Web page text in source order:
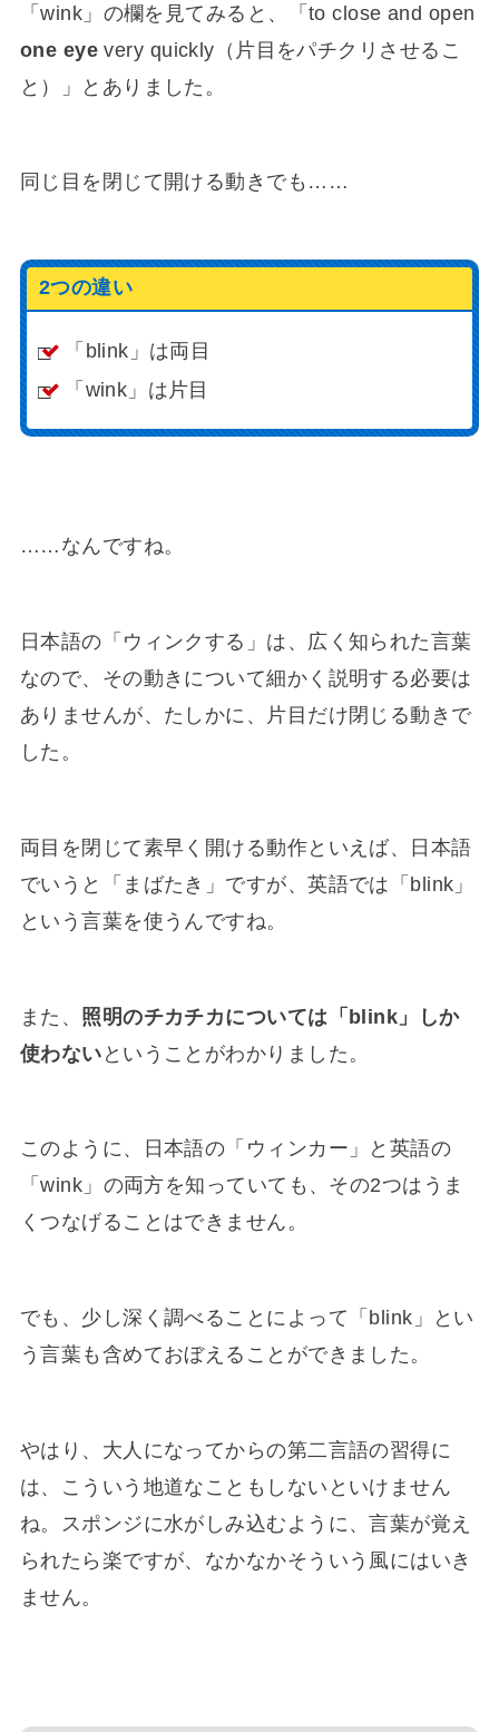
「wink」の欄を見てみると、「to close and open
one eye very quickly（片目をパチクリさせるこ
と）」とありました。
同じ目を閉じて開ける動きでも……
2つの違い
「blink」は両目
「wink」は片目
……なんですね。
日本語の「ウィンクする」は、広く知られた言葉
なので、その動きについて細かく説明する必要は
ありませんが、たしかに、片目だけ閉じる動きで
した。
両目を閉じて素早く開ける動作といえば、日本語
でいうと「まばたき」ですが、英語では「blink」
という言葉を使うんですね。
また、 照明のチカチカについては「blink」しか
使わない ということがわかりました。
このように、日本語の「ウィンカー」と英語の
「wink」の両方を知っていても、その2つはうま
くつなげることはできません。
でも、少し深く調べることによって「blink」とい
う言葉も含めておぼえることができました。
やはり、大人になってからの第二言語の習得に
は、こういう地道なこともしないといけません
ね。スポンジに水がしみ込むように、言葉が覚え
られたら楽ですが、なかなかそういう風にはいき
ません。